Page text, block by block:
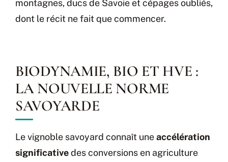
montagnes, ducs de Savoie et cépages oubliés,
dont le récit ne fait que commencer.
BIODYNAMIE, BIO ET HVE :
LA NOUVELLE NORME
SAVOYARDE
Le vignoble savoyard connaît uneaccélération
significativedes conversions en agriculture